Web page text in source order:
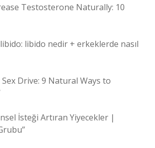
Testosterone Naturally: 10
libido nedir + erkeklerde nasıl
Drive: 9 Natural Ways to
İsteği Artıran Yiyecekler |